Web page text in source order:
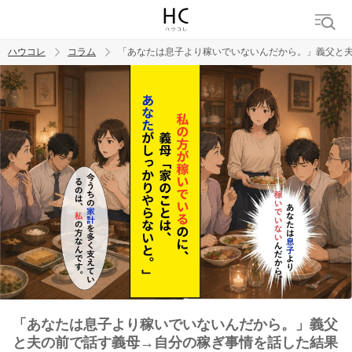
トレンド ワード
男の本音 男ウケ NG行動 彼女 イイ女 婚活
ハウコレ コラム 「あなたは息子より稼いでいないんだから。」義父
「あなたは息子より稼いでいないんだから。」義父
と夫の前で話す義母→自分の稼ぎ事情を話した結果